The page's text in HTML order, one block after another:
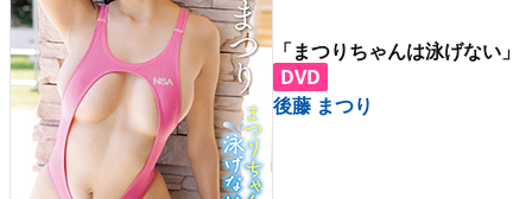
「まつりちゃんは泳げない」
DVD
後藤 まつり